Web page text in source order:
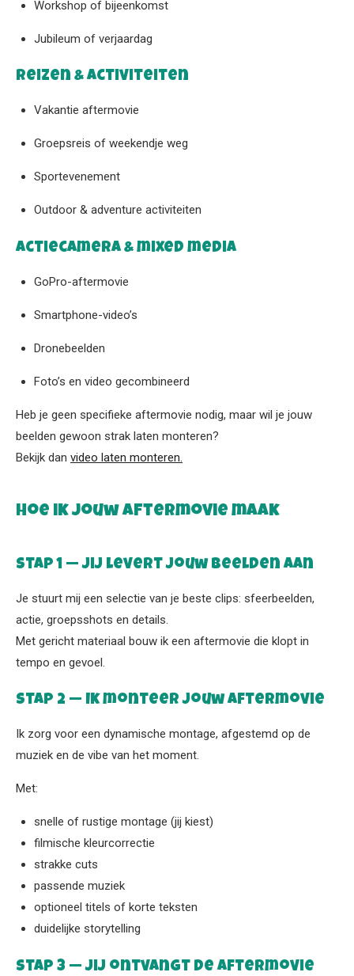
Workshop of bijeenkomst
Jubileum of verjaardag
Reizen & activiteiten
Vakantie aftermovie
Groepsreis of weekendje weg
Sportevenement
Outdoor & adventure activiteiten
Actiecamera & mixed media
GoPro-aftermovie
Smartphone-video’s
Dronebeelden
Foto’s en video gecombineerd
Heb je geen specifieke aftermovie nodig, maar wil je jouw
beelden gewoon strak laten monteren?
Bekijk dan video laten monteren.
Hoe ik jouw aftermovie maak
Stap 1 — Jij levert jouw beelden aan
Je stuurt mij een selectie van je beste clips: sfeerbeelden,
actie, groepsshots en details.
Met gericht materiaal bouw ik een aftermovie die klopt in
tempo en gevoel.
Stap 2 — Ik monteer jouw aftermovie
Ik zorg voor een dynamische montage, afgestemd op de
muziek en de vibe van het moment.
Met:
snelle of rustige montage (jij kiest)
filmische kleurcorrectie
strakke cuts
passende muziek
optioneel titels of korte teksten
duidelijke storytelling
Stap 3 — Jij ontvangt de aftermovie